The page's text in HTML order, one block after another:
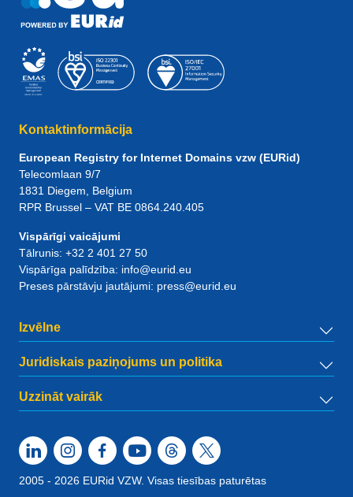
Kontaktinformācija
European Registry for Internet Domains vzw (EURid)
Telecomlaan 9/7
1831 Diegem , Belgium
RPR Brussel – VAT BE 0864.240.405
Vispārīgi vaicājumi
Tālrunis: +32 2 401 27 50
Vispārīga palīdzība: info@eurid.eu
Preses pārstāvju jautājumi: press@eurid.eu
Izvēlne
Juridiskais paziņojums un politika
Uzzināt vairāk
2005 - 2026 EURid VZW. Visas tiesības paturētas